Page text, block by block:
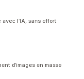
avec l'IA, sans effort
d’images en masse